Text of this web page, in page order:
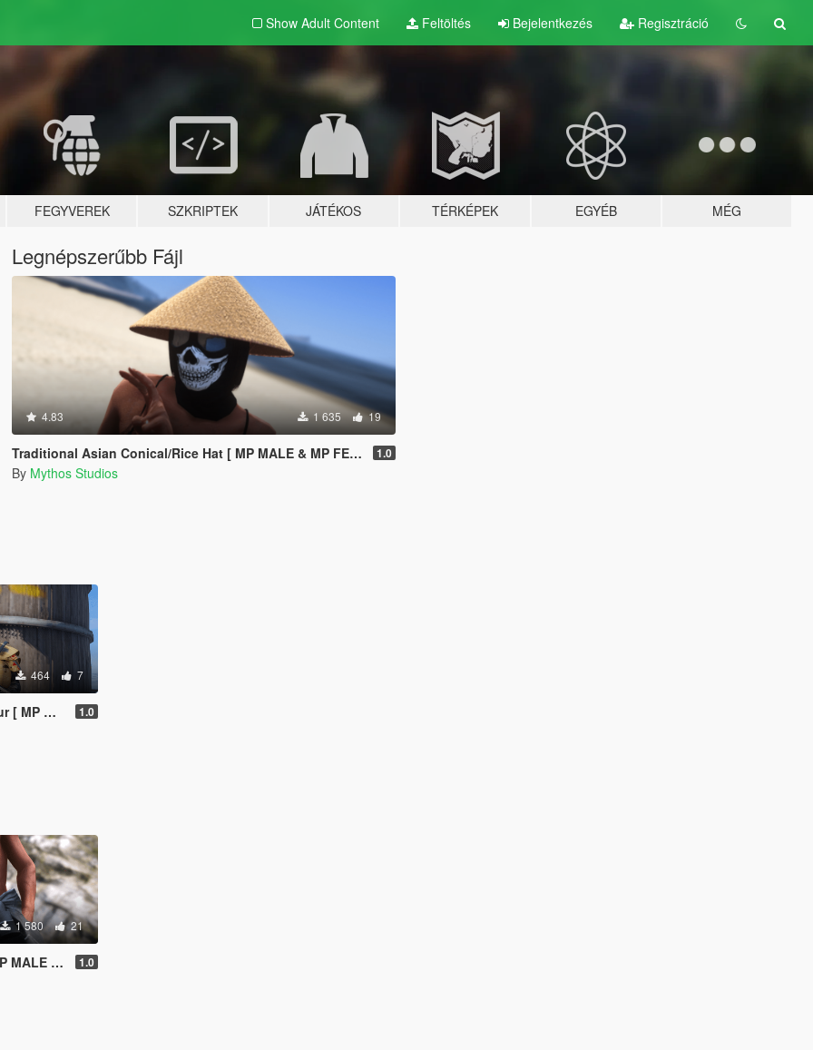
Show Adult Content Feltöltés Bejelentkezés Regisztráció
FEGYVEREK SZKRIPTEK JÁTÉKOS TÉRKÉPEK EGYÉB MÉG
Legnépszerűbb Fájl
4.83 1 635 19
Traditional Asian Conical/Rice Hat [ MP MALE & MP FEMALE ] 1.0
By Mythos Studios
464 7
MALE ] 1.0
1 580 21
FEMALE ] 1.0